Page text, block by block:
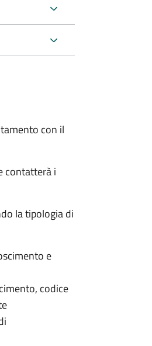
con il
contatterà i
la tipologia di
e
codice